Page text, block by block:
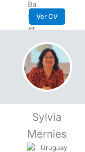
Ver CV
Sylvia
Mernies
Uruguay